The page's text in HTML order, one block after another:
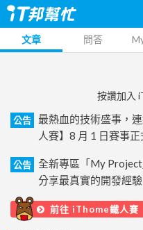
文章 問答
按讚加入
公告
最熱血的技術盛事，
人賽】8 月 1 日賽事正
公告
全新專區「My
分享最真實的開發經驗
前往 iThome鐵人賽